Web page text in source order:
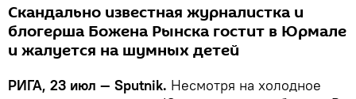
Скандально известная журналистка и
блогерша Божена Рынска гостит в Юрмале
и жалуется на шумных детей
РИГА, 23 июл — Sputnik. Несмотря на холодное